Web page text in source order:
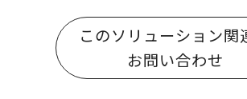
このソリューション関
お問い合わせ